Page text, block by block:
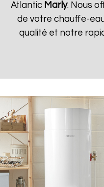
Atlantic Marly. Nous
de votre chauffe-
qualité et notre